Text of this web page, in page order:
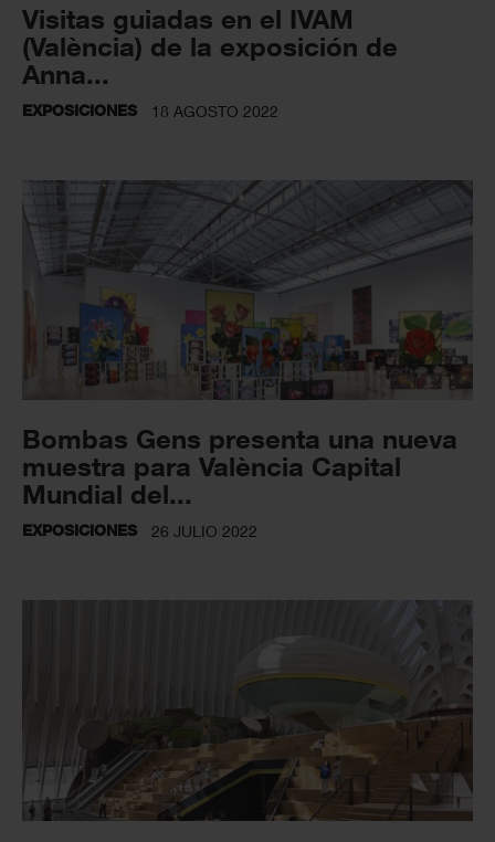
Visitas guiadas en el IVAM
(València) de la exposición de
Anna...
EXPOSICIONES 18 AGOSTO 2022
Bombas Gens presenta una nueva
muestra para València Capital
Mundial del...
EXPOSICIONES 26 JULIO 2022